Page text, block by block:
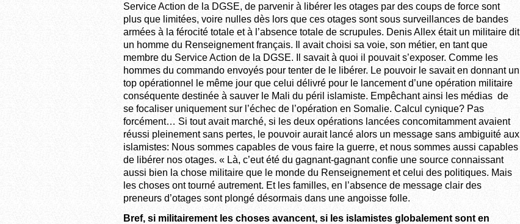
Service Action de la DGSE, de parvenir à libérer les otages par des coups de force sont
plus que limitées, voire nulles dès lors que ces otages sont sous surveillances de bandes
armées à la férocité totale et à l’absence totale de scrupules. Denis Allex était un militaire dit
un homme du Renseignement français. Il avait choisi sa voie, son métier, en tant que
membre du Service Action de la DGSE. Il savait à quoi il pouvait s’exposer. Comme les
hommes du commando envoyés pour tenter de le libérer. Le pouvoir le savait en donnant un
top opérationnel le même jour que celui délivré pour le lancement d’une opération militaire
conséquente destinée à sauver le Mali du péril islamiste. Empêchant ainsi les médias de
se focaliser uniquement sur l’échec de l’opération en Somalie. Calcul cynique? Pas
forcément… Si tout avait marché, si les deux opérations lancées concomitamment avaient
réussi pleinement sans pertes, le pouvoir aurait lancé alors un message sans ambiguité aux
islamistes: Nous sommes capables de vous faire la guerre, et nous sommes aussi capables
de libérer nos otages. « Là, c’eut été du gagnant-gagnant confie une source connaissant
aussi bien la chose militaire que le monde du Renseignement et celui des politiques. Mais
les choses ont tourné autrement. Et les familles, en l’absence de message clair des
preneurs d’otages sont plongé désormais dans une angoisse folle.
Bref, si militairement les choses avancent, si les islamistes globalement sont en